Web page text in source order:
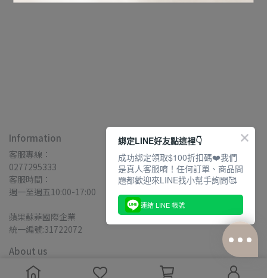
Information
客服專線：
0277295333
客服時間：
週一至週五10:00-17:00
蘋果蘇菲國際企業
統一編號:31722072
About us
關於我們 退換貨說明 VIP/VVIP會員制度 隱私政策
綁定LINE好友點這裡👇
成功綁定領取$100折扣碼❤️我們
是真人客服唷！任何訂單、商品問
題都歡迎來LINE找小幫手詢問🥰
連結 LINE 帳號